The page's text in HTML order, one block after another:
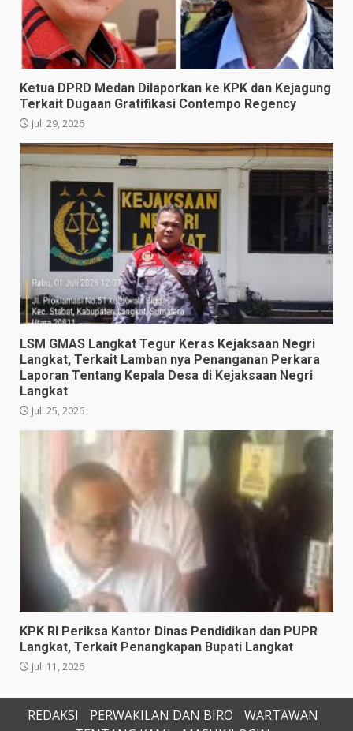
Ketua DPRD Medan Dilaporkan ke KPK dan Kejagung
Terkait Dugaan Gratifikasi Contempo Regency
Juli 29, 2026
LSM GMAS Langkat Tegur Keras Kejaksaan Negri
Langkat, Terkait Lamban nya Penanganan Perkara
Laporan Tentang Kepala Desa di Kejaksaan Negri
Langkat
Juli 25, 2026
KPK RI Periksa Kantor Dinas Pendidikan dan PUPR
Langkat, Terkait Penangkapan Bupati Langkat
Juli 11, 2026
REDAKSI PERWAKILAN DAN BIRO
WARTAWAN